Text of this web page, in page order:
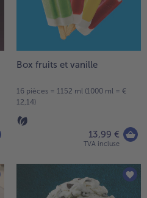
Box fruits et vanille
16 pièces = 1152 ml (1000 ml = €
12,14)
13,99 €
TVA incluse